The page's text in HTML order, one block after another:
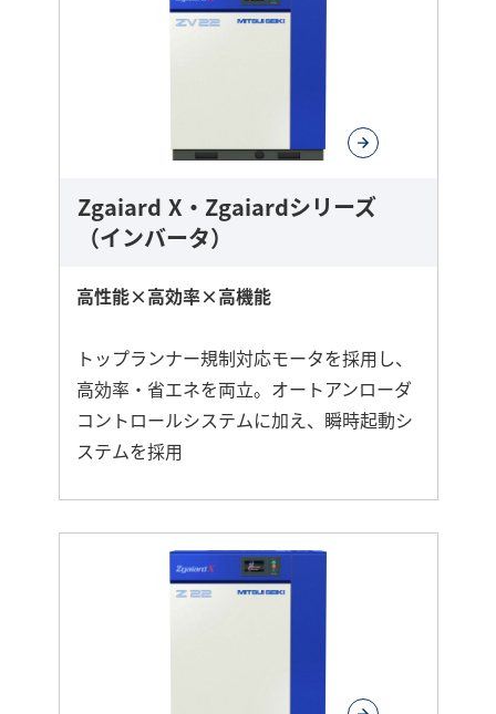
Zgaiard X・Zgaiardシリーズ
（インバータ）
高性能×高効率×高機能
トップランナー規制対応モータを採用し、
高効率・省エネを両立。オートアンローダ
コントロールシステムに加え、瞬時起動シ
ステムを採用
ら
に